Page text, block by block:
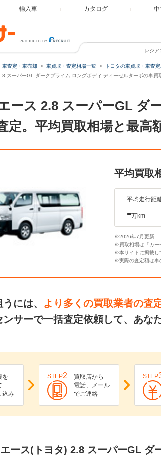
輸入車 カタログ
レジ
車査定・車売却 車買取・査定相場一覧 トヨタの車買取・車査
スーパーGL ダークプライム ロングボディ ディーゼルターボの車買
ース 2.8 スーパーGL ダ
定。平均買取相場と最高
平均買取
平均走行距
-万km
※2026年7月更新
※買取相場は「カー
※本サイトに掲載し
※実際の査定額は車
には、 より多くの買取業者の査
サーで一括査定依頼して、あな
を
込み
STEP2
買取店から
電話、メール
でご連絡
STEP
ース(トヨタ) 2.8 スーパーGL ダ